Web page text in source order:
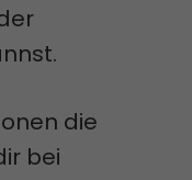
die
bei